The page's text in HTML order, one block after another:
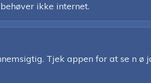
ikke internet.
Tjek appen for at se n ø